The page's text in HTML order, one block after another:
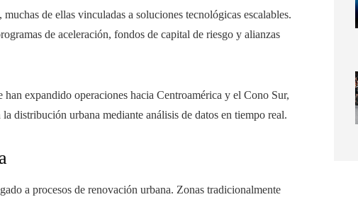
de ellas vinculadas a soluciones tecnológicas escalables.
de aceleración, fondos de capital de riesgo y alianzas
han expandido operaciones hacia Centroamérica y el Cono Sur,
distribución urbana mediante análisis de datos en tiempo real.
a procesos de renovación urbana. Zonas tradicionalmente